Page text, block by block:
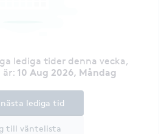
lediga tider denna vecka,
är: 10 Aug 2026, Måndag
till väntelista
nästa lediga tid